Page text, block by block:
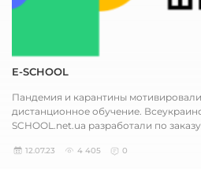
E-SCHOOL
Пандемия и карантины
дистанционное обучение.
SCHOOL.net.ua разработали по
12.07.23 4 405 0